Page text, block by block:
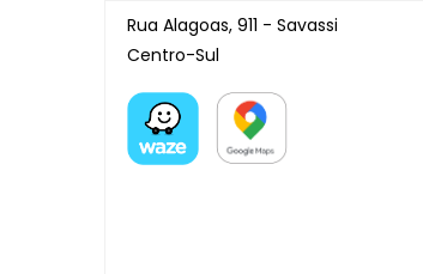
Rua Alagoas, 911 - Savassi
Centro-Sul